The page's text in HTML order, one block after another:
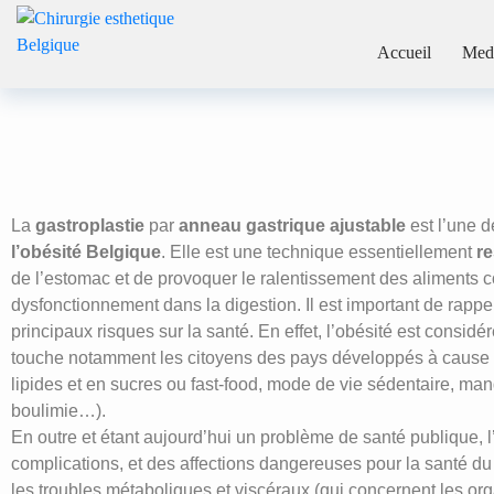
Accueil
La gastroplastie par anneau gastrique ajustable est l’une
l’obésité Belgique. Elle est une technique essentiellement
de l’estomac et de provoquer le ralentissement des aliments
dysfonctionnement dans la digestion. Il est important de
principaux risques sur la santé. En effet, l’obésité est
touche notamment les citoyens des pays développés à
lipides et en sucres ou fast-food, mode de vie sédentaire,
boulimie…).
En outre et étant aujourd’hui un problème de santé publique,
complications, et des affections dangereuses pour la santé
les troubles métaboliques et viscéraux (qui concernent les